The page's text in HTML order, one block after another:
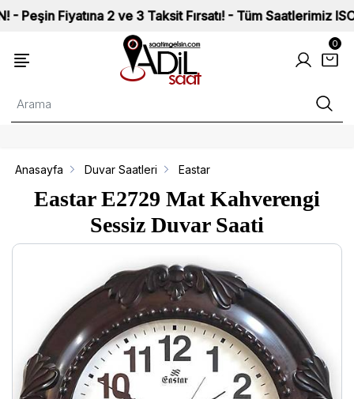
Fiyatına 2 ve 3 Taksit Fırsatı! - Tüm Saatlerimiz ISO
0
Eastar E2729 Mat Kahverengi
Sessiz Duvar Saati
Anasayfa Duvar Saatleri Eastar